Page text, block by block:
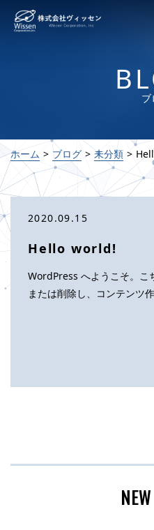
ブ
ホーム ブログ 未分類
2020.09.15
Hello world!
WordPress へようこそ。こ
または削除し、コンテンツ